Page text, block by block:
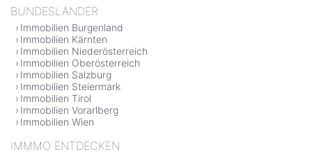
BUNDESLÄNDER
Immobilien Burgenland
Immobilien Kärnten
Immobilien Niederösterreich
Immobilien Oberösterreich
Immobilien Salzburg
Immobilien Steiermark
Immobilien Tirol
Immobilien Vorarlberg
Immobilien Wien
IMMMO ENTDECKEN